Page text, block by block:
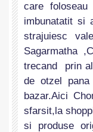
care
imbunatatit si
strajuiesc
Sagarmatha
trecand prin
de otzel
bazar.Aici
sfarsit,la
si produse